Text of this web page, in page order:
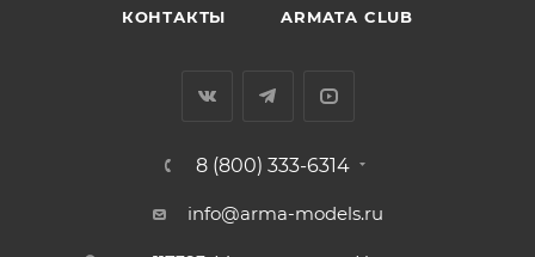
КОНТАКТЫ ARMATA CLUB
8 (800) 333-6314
info@arma-models.ru